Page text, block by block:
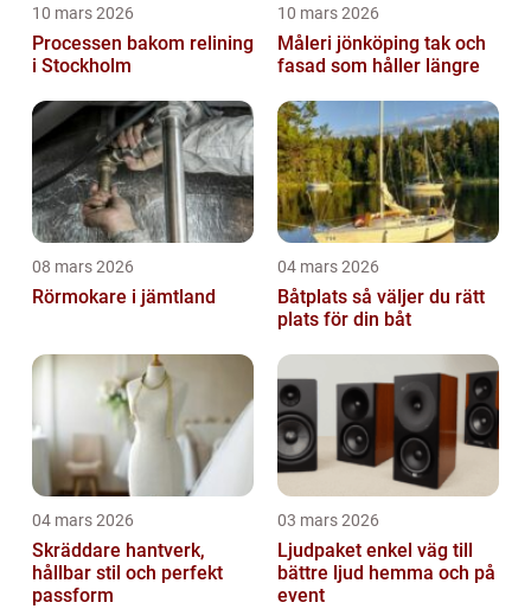
10 mars 2026
Processen bakom relining
i Stockholm
10 mars 2026
Måleri jönköping tak och
fasad som håller längre
08 mars 2026
Rörmokare i jämtland
04 mars 2026
Båtplats så väljer du rätt
plats för din båt
04 mars 2026
Skräddare hantverk,
hållbar stil och perfekt
passform
03 mars 2026
Ljudpaket enkel väg till
bättre ljud hemma och på
event